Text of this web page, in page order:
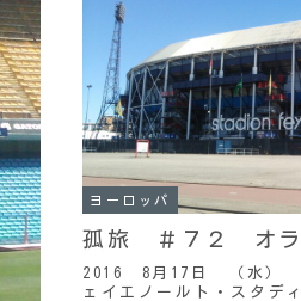
ヨーロッパ
孤旅 ＃７２ オラ
2016 8月17日 （水）
ェイエノールト・スタデ